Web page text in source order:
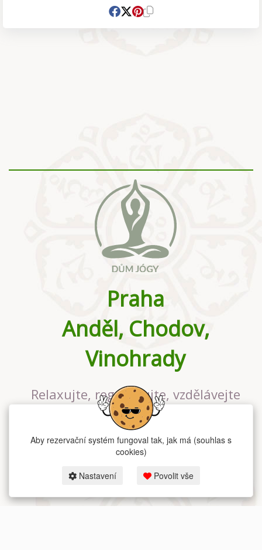
Praha
Anděl, Chodov,
Vinohrady
Relaxujte, regenerujte, vzdělávejte
se v největším jógovém studiu v
Praze
Aby rezervační systém fungoval tak, jak má (souhlas s
cookies)
Nastavení Povolit vše